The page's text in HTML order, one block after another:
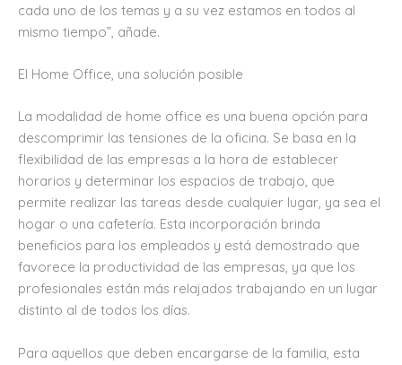
cada uno de los temas y a su vez estamos en todos al
mismo tiempo”, añade.
El Home Office, una solución posible
La modalidad de home office es una buena opción para
descomprimir las tensiones de la oficina. Se basa en la
flexibilidad de las empresas a la hora de establecer
horarios y determinar los espacios de trabajo, que
permite realizar las tareas desde cualquier lugar, ya sea el
hogar o una cafetería. Esta incorporación brinda
beneficios para los empleados y está demostrado que
favorece la productividad de las empresas, ya que los
profesionales están más relajados trabajando en un lugar
distinto al de todos los días.
Para aquellos que deben encargarse de la familia, esta